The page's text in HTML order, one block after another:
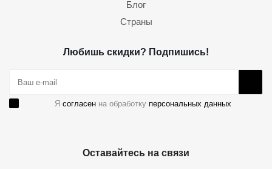
Блог
Страны
Любишь скидки? Подпишись!
Я согласен на обработку персональных данных
Оставайтесь на связи